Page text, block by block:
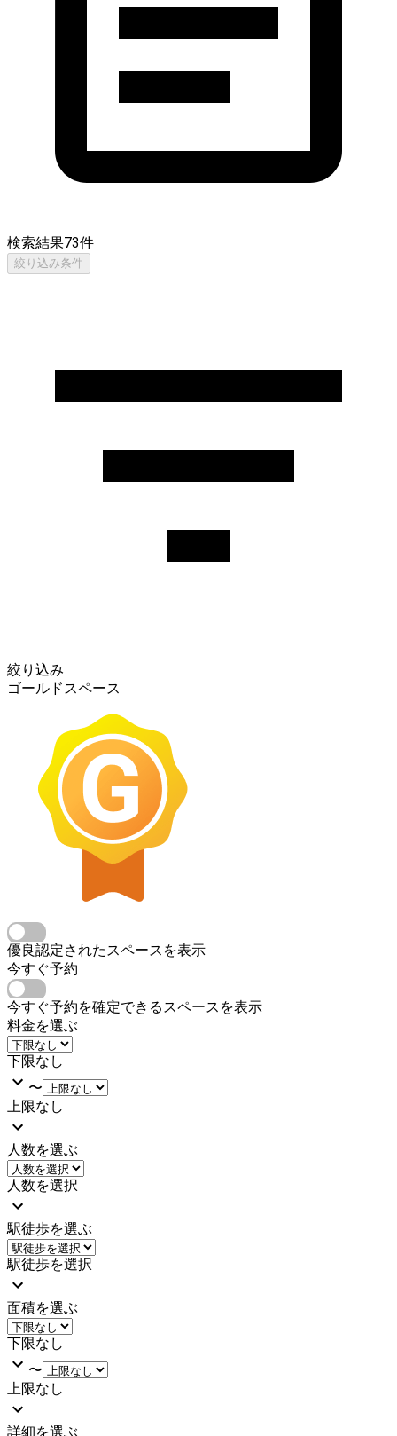
検索結果73件
絞り込み条件
絞り込み
ゴールドスペース
優良認定されたスペースを表示
今すぐ予約
今すぐ予約を確定できるスペースを表示
料金を選ぶ
下限なし
〜
上限なし
人数を選ぶ
人数を選択
駅徒歩を選ぶ
駅徒歩を選択
面積を選ぶ
下限なし
〜
上限なし
詳細を選ぶ